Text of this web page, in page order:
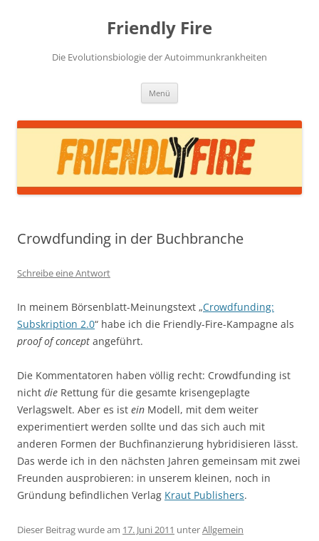
Friendly Fire
Die Evolutionsbiologie der Autoimmunkrankheiten
Menü
Crowdfunding in der Buchbranche
Schreibe eine Antwort
In meinem Börsenblatt-Meinungstext „Crowdfunding:
Subskription 2.0“ habe ich die Friendly-Fire-Kampagne als
proof of concept angeführt.
Die Kommentatoren haben völlig recht: Crowdfunding ist
nicht die Rettung für die gesamte krisengeplagte
Verlagswelt. Aber es ist ein Modell, mit dem weiter
experimentiert werden sollte und das sich auch mit
anderen Formen der Buchfinanzierung hybridisieren lässt.
Das werde ich in den nächsten Jahren gemeinsam mit zwei
Freunden ausprobieren: in unserem kleinen, noch in
Gründung befindlichen Verlag Kraut Publishers.
Dieser Beitrag wurde am 17. Juni 2011 unterAllgemein